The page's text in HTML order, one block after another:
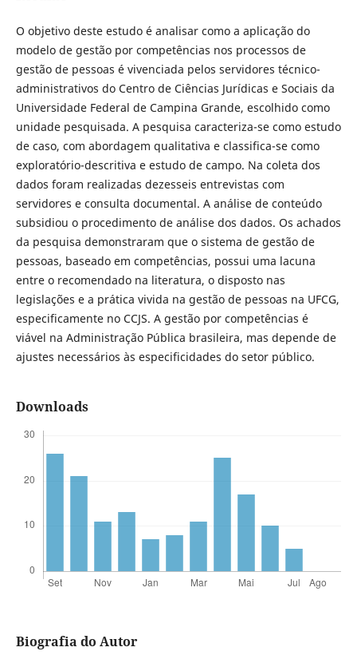
O objetivo deste estudo é analisar como a aplicação do
modelo de gestão por competências nos processos de
gestão de pessoas é vivenciada pelos servidores técnico-
administrativos do Centro de Ciências Jurídicas e Sociais da
Universidade Federal de Campina Grande, escolhido como
unidade pesquisada. A pesquisa caracteriza-se como estudo
de caso, com abordagem qualitativa e classifica-se como
exploratório-descritiva e estudo de campo. Na coleta dos
dados foram realizadas dezesseis entrevistas com
servidores e consulta documental. A análise de conteúdo
subsidiou o procedimento de análise dos dados. Os achados
da pesquisa demonstraram que o sistema de gestão de
pessoas, baseado em competências, possui uma lacuna
entre o recomendado na literatura, o disposto nas
legislações e a prática vivida na gestão de pessoas na UFCG,
especificamente no CCJS. A gestão por competências é
viável na Administração Pública brasileira, mas depende de
ajustes necessários às especificidades do setor público.
Downloads
Biografia do Autor